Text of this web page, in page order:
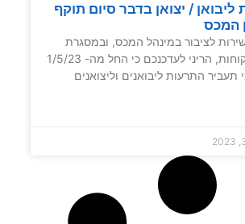
/ יצואן בדבר סיום תוקף
המכס
לציבור במינהל המכס, ובמסגרת
הנגשת המידע ללקוחות, הריני לעדכנכם כי החל מה- 1/5/23
התרעות ליבואנים וליצואנים